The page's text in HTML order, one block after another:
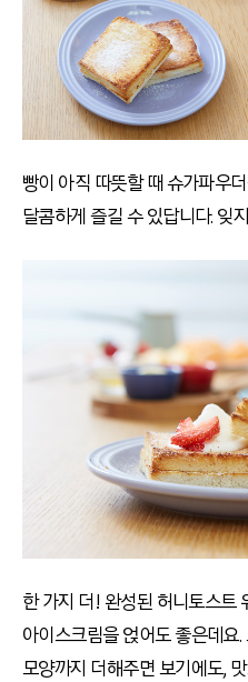
빵이 아직 따뜻할 때 슈가파우
달콤하게 즐길 수 있답니다. 잊
한 가지 더! 완성된 허니토스트
아이스크림을 얹어도 좋은데요
모양까지 더해주면 보기에도,